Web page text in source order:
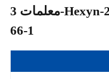
معلمات 3-Hexyn-2 ، 5-diol CAS 3031-
66-1